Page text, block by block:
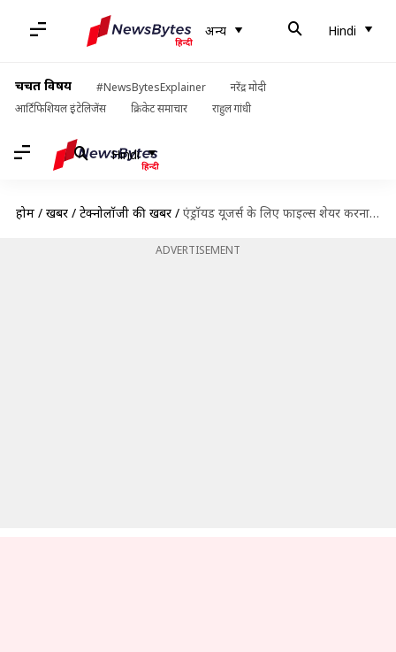
अन्य Hindi
चर्चित विषय #NewsBytesExplainer
नरेंद्र मोदी
आर्टिफिशियल इंटेलिजेंस
क्रिकेट समाचार राहुल गांधी
Hindi
होम / खबरें / टेक्नोलॉजी की खबरें / एंड्रॉयड यूजर्स के लिए फाइल्स शेयर करना हुआ आसान, मिला नया गूगल प्ले सिस्टम अपडेट
ADVERTISEMENT